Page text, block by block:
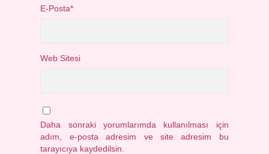
E-Posta*
Web Sitesi
Daha sonraki yorumlarımda kullanılması için
adım, e-posta adresim ve site adresim bu
tarayıcıya kaydedilsin.